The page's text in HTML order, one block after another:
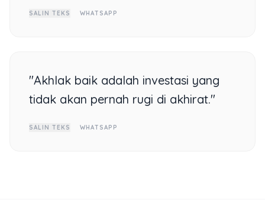
SALIN TEKS WHATSAPP
"Akhlak baik adalah investasi yang
tidak akan pernah rugi di akhirat."
SALIN TEKS WHATSAPP